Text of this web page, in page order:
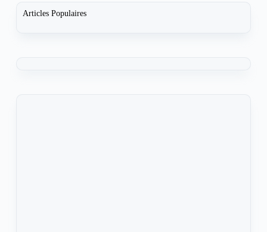
Articles Populaires